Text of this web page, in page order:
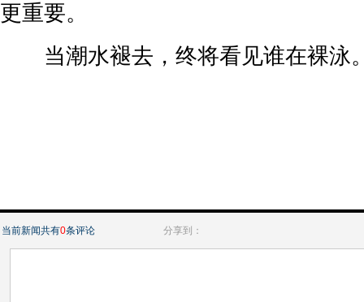
更重要。
当潮水褪去，终将看见谁在裸泳
当前新闻共有0条评论 分享到：